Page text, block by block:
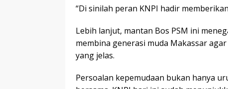
“Di sinilah peran KNPI hadir
Lebih lanjut, mantan Bos PSM ini
membina generasi muda Makassar
yang jelas.
Persoalan kepemudaan bukan hanya